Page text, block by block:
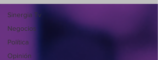
Sinergia Tv
Negocios
Política
Opinión